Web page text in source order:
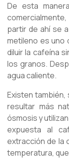
De esta
partir de ahí se
metileno es uno
diluir la cafeína
los granos.
agua caliente.
Existen
resultar más
ósmosis y
expuesta al
extracción de la
temperatura,